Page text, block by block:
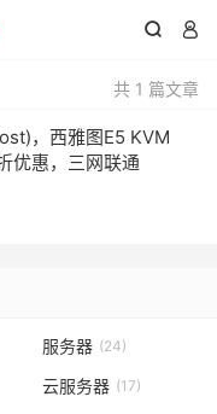
 
共 1 篇文章
，西雅图E5 KVM
优惠，三网联通
服务器 (24)
云服务器 (17)